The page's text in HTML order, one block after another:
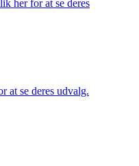
her for at se deres
at se deres udvalg.